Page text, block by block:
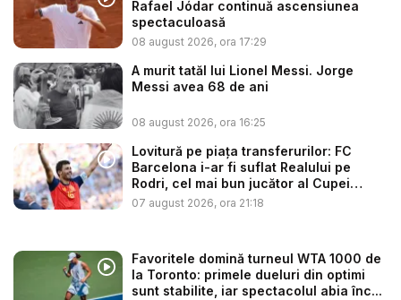
Rafael Jódar continuă ascensiunea
spectaculoasă
08 august 2026, ora 17:29
A murit tatăl lui Lionel Messi. Jorge
Messi avea 68 de ani
08 august 2026, ora 16:25
Lovitură pe piața transferurilor: FC
Barcelona i-ar fi suflat Realului pe
Rodri, cel mai bun jucător al Cupei
Mon...
07 august 2026, ora 21:18
Favoritele domină turneul WTA 1000 de
la Toronto: primele dueluri din optimi
sunt stabilite, iar spectacolul abia înc...